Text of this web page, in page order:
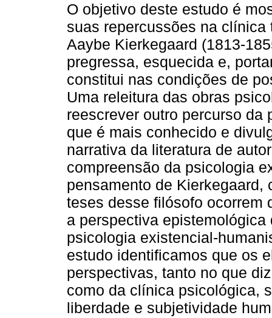
O objetivo deste estudo é
suas repercussões na
Aaybe Kierkegaard (1813-
pregressa, esquecida e,
constitui nas condições de
Uma releitura das obras
reescrever outro percurso da
que é mais conhecido e
narrativa da literatura de
compreensão da psicologia
pensamento de
teses desse filósofo ocorrem
a perspectiva
psicologia existencial-
estudo identificamos que os
perspectivas, tanto no que
como da clínica psicológica,
liberdade e subjetividade